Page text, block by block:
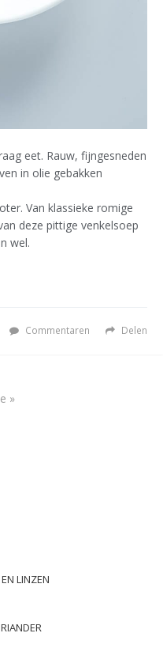
eet. Rauw, fijngesneden
in olie gebakken
Van klassieke romige
deze pittige venkelsoep
wel.
Delen
Commentaren
»
LINZEN